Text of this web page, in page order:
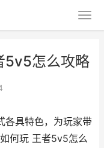
5v5怎么攻略
各具特色，为玩家带
何玩 王者5v5怎么